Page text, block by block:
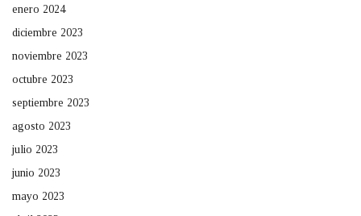
enero 2024
diciembre 2023
noviembre 2023
octubre 2023
septiembre 2023
agosto 2023
julio 2023
junio 2023
mayo 2023